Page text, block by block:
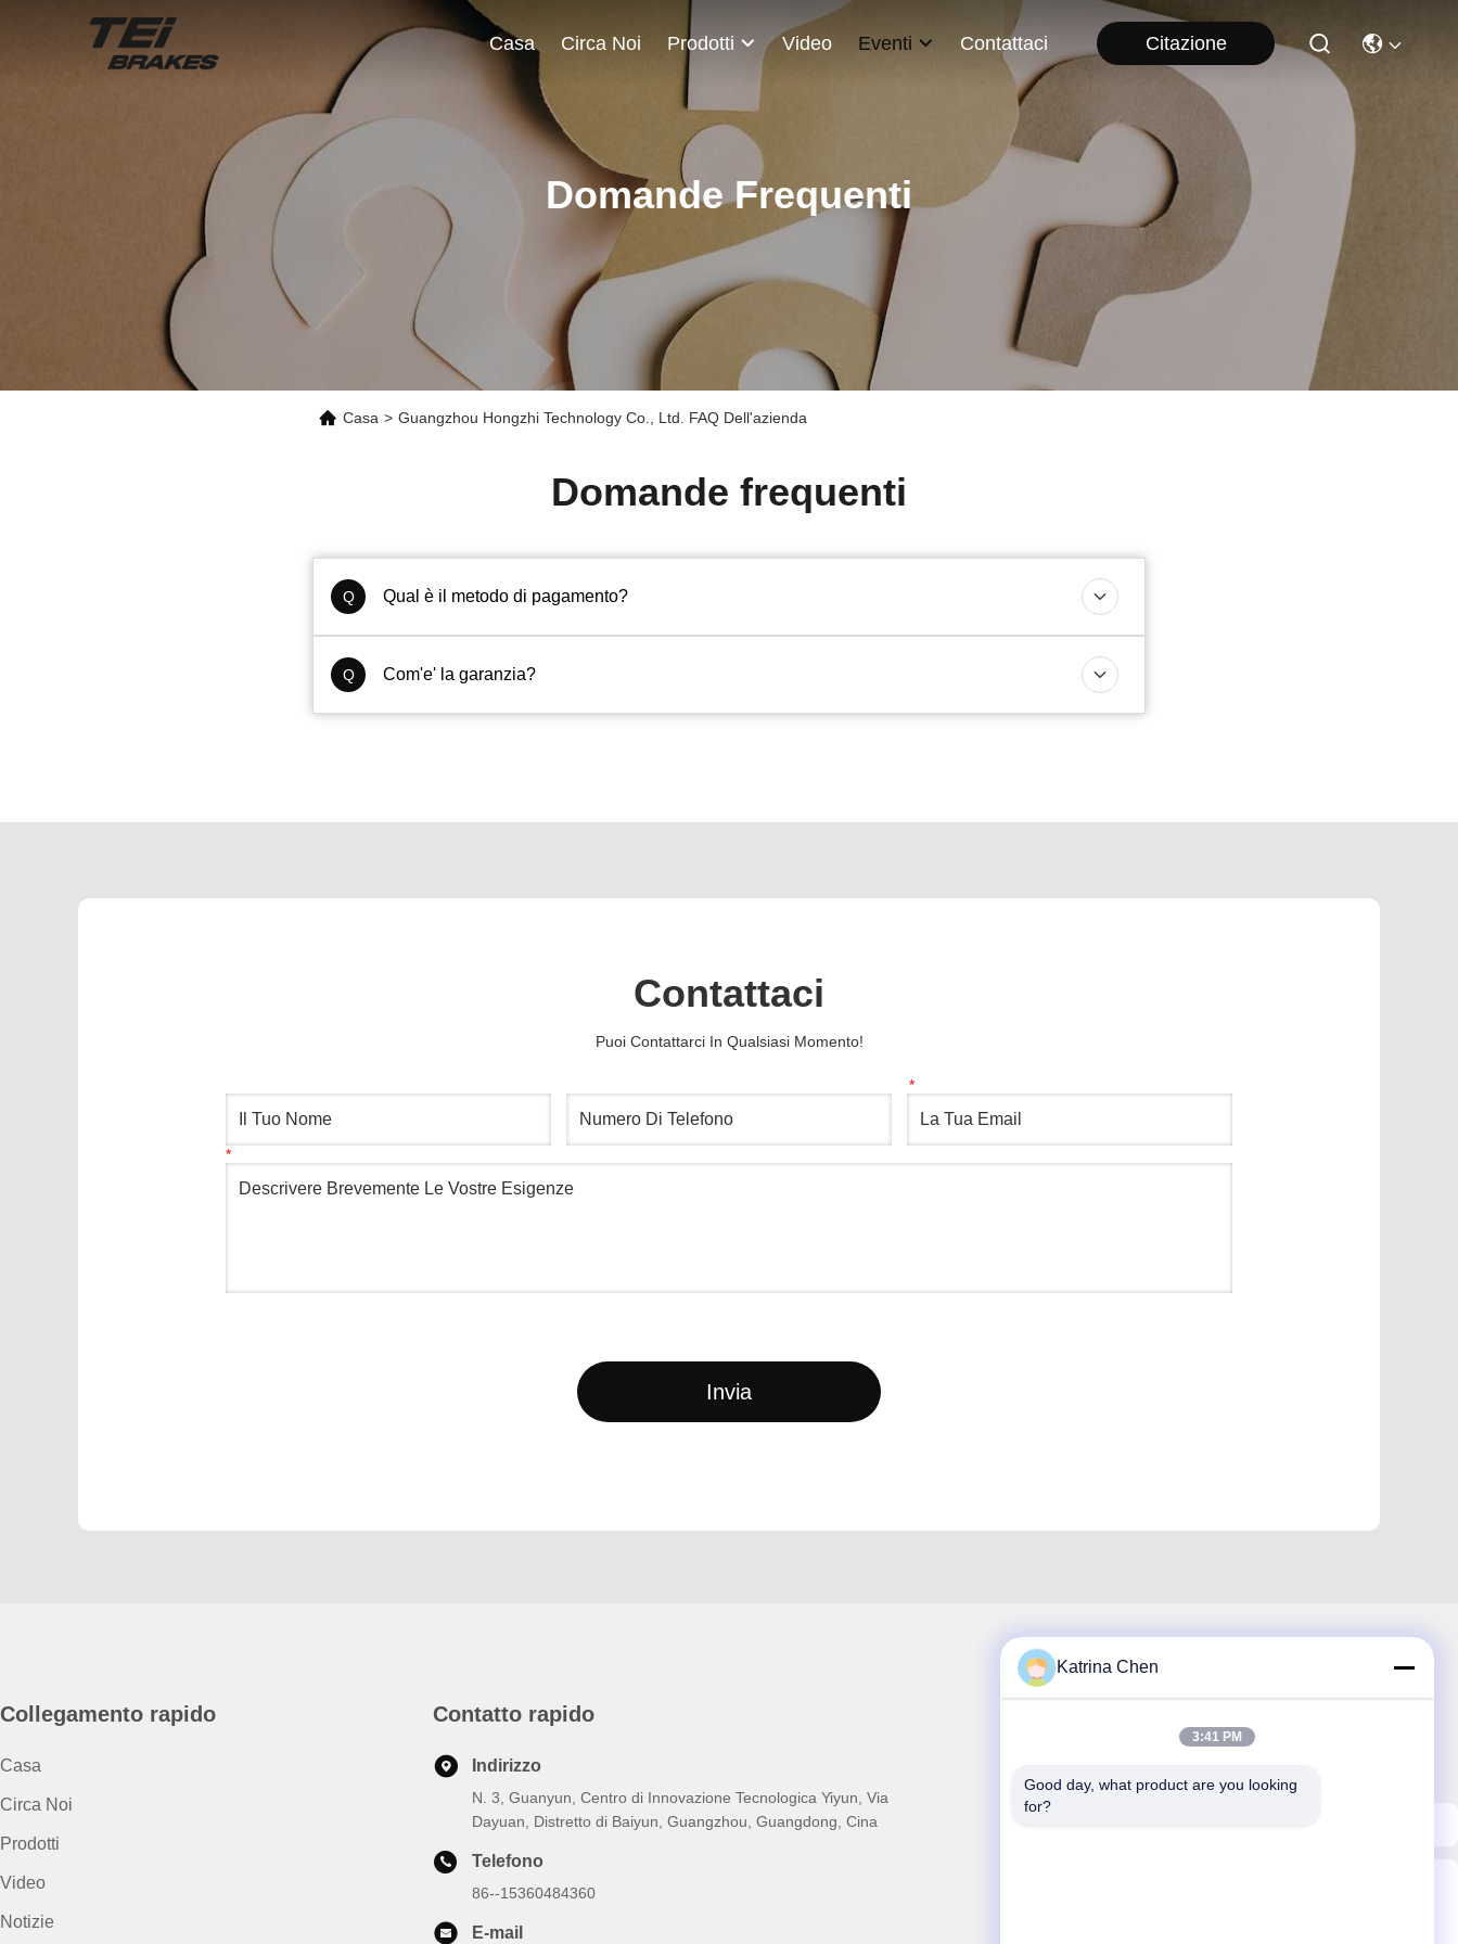
Casa Circa Noi Prodotti Video Eventi Contattaci Citazione
Domande Frequenti
Casa > Guangzhou Hongzhi Technology Co., Ltd. FAQ Dell'azienda
Domande frequenti
Q Qual è il metodo di pagamento?
Q Com'e' la garanzia?
Contattaci
Puoi Contattarci In Qualsiasi Momento!
Invia
Collegamento rapido
Casa
Circa Noi
Prodotti
Video
Notizie
Contatto rapido
Indirizzo
N. 3, Guanyun, Centro di Innovazione Tecnologica Yiyun, Via
Dayuan, Distretto di Baiyun, Guangzhou, Guangdong, Cina
Telefono
86--15360484360
E-mail
Katrina Chen
3:41 PM
Good day, what product are you looking
for?